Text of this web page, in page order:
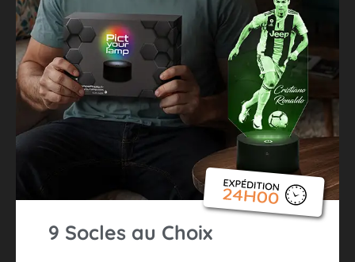
9 Socles au Choix